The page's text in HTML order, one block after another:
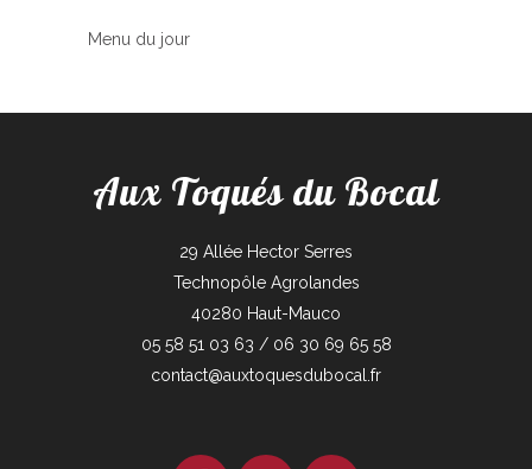
Menu du jour
Aux Toqués du Bocal
29 Allée Hector Serres
Technopôle Agrolandes
40280 Haut-Mauco
05 58 51 03 63 / 06 30 69 65 58
contact@auxtoquesdubocal.fr